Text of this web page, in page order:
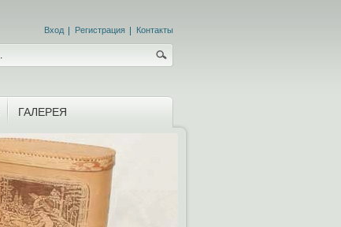
Вход Регистрация Контакты
ГАЛЕРЕЯ